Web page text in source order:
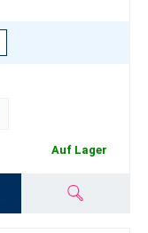
Auf Lager